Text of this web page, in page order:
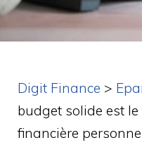
Digit Finance >
budget solide est
financière